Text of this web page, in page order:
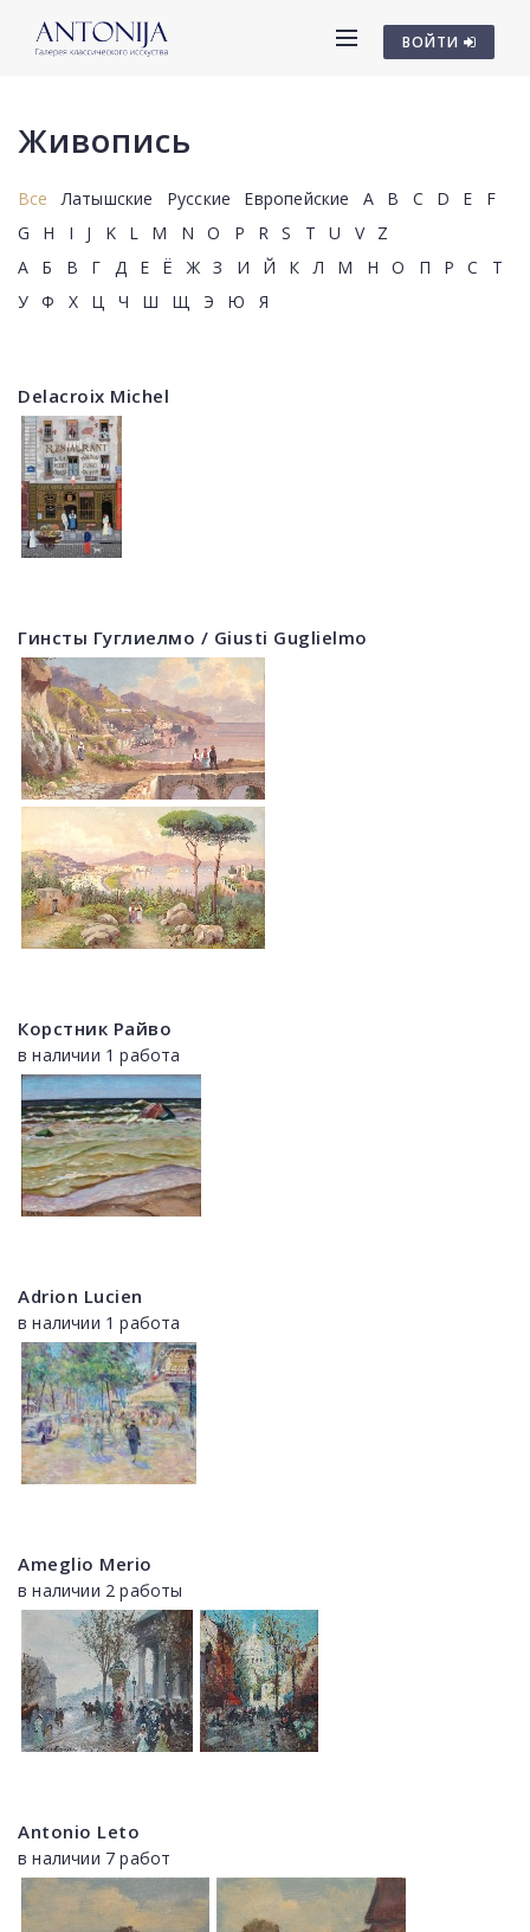
ВОЙТИ
Живопись
Все Латышские Русские Европейские A B C D E
F
G
H I J K L M N O P R S T U V
Z
А
Б В Г Д Е Ё Ж З И Й К Л М Н О П Р С
Т
У
Ф Х Ц Ч Ш Щ Э Ю Я
Delacroix Michel
Гинсты Гуглиелмо / Giusti Guglielmo
Корстник Райво
в наличии 1 работа
Adrion Lucien
в наличии 1 работа
Ameglio Merio
в наличии 2 работы
Antonio Leto
в наличии 7 работ